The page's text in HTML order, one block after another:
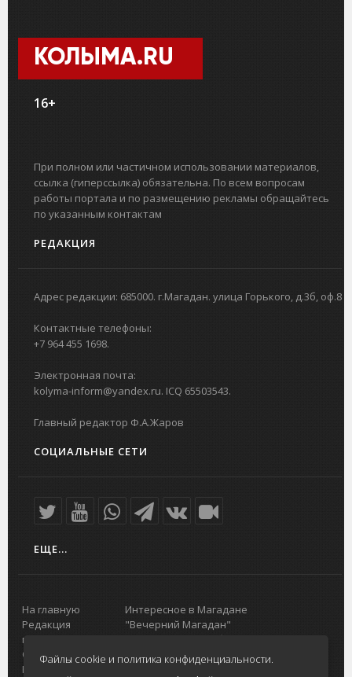
КОЛЫМА.RU
16+
При полном или частичном использовании материалов,
ссылка (гиперссылка) обязательна. По всем вопросам
работы портала и по размещению рекламы обращайтесь
по указанным контактам
РЕДАКЦИЯ
Адрес редакции: 685000. г.Магадан. улица Горького, д.3б, оф.8
Контактные телефоны:
+7 964 455 1698.
Электронная почта:
kolyma-inform@yandex.ru. ICQ 65503543.
Главный редактор Ф.А.Жаров
СОЦИАЛЬНЫЕ СЕТИ
ЕЩЕ...
На главную
Редакция
портала
О проекте
Реклама на
Интересное в Магадане
"Вечерний Магадан"
Городская доска объявлений
Реклама
Главный туристический портал
Файлы cookie и политика конфиденциальности.